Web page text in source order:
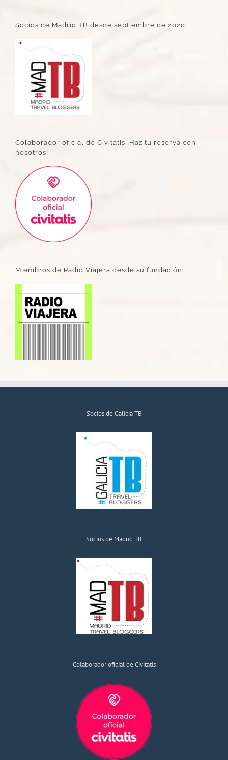
Socios de Madrid TB desde septiembre de 2020
Colaborador oficial de Civitatis ¡Haz tu reserva con
nosotros!
Miembros de Radio Viajera desde su fundación
Socios de Galicia TB
Socios de Madrid TB
Colaborador oficial de Civitatis